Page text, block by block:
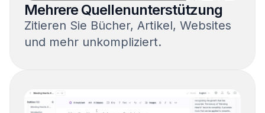
Mehrere Quellenunterstützung
Zitieren Sie Bücher, Artikel, Websites
und mehr unkompliziert.